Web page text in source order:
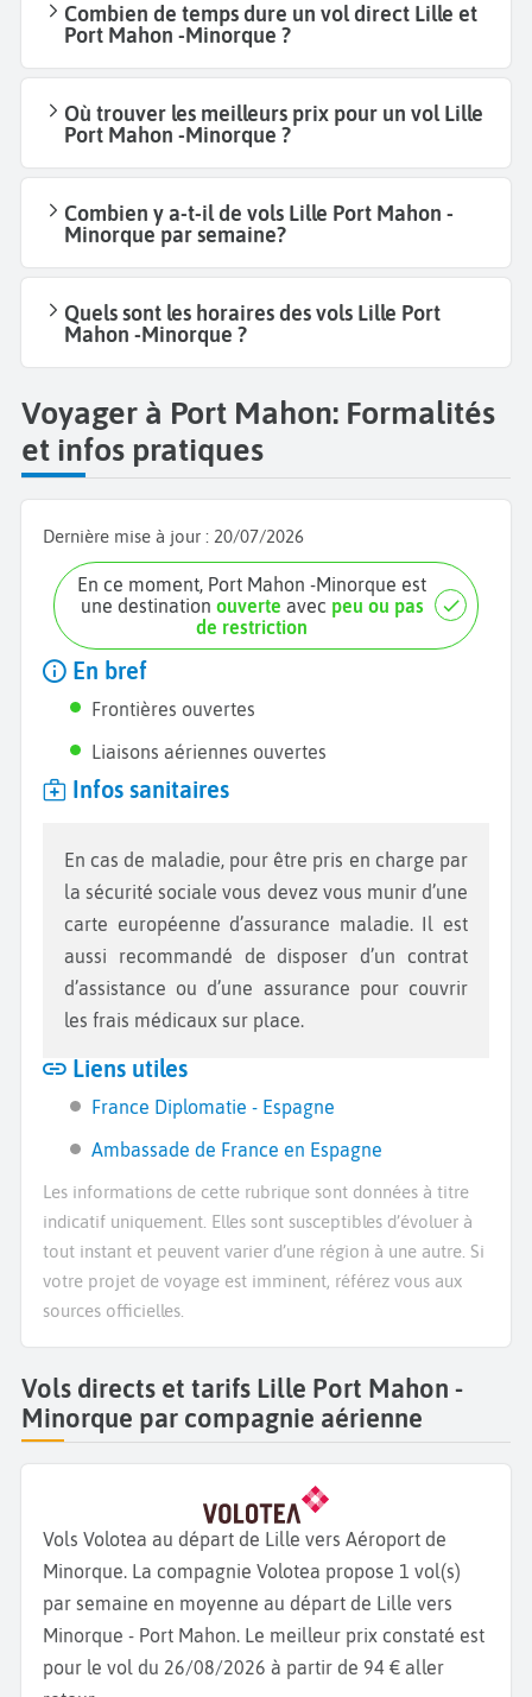
Combien de temps dure un vol direct Lille et
Port Mahon -Minorque ?
Où trouver les meilleurs prix pour un vol Lille
Port Mahon -Minorque ?
Combien y a-t-il de vols Lille Port Mahon -
Minorque par semaine?
Quels sont les horaires des vols Lille Port
Mahon -Minorque ?
Voyager à Port Mahon: Formalités
et infos pratiques
Dernière mise à jour : 20/07/2026
En ce moment, Port Mahon -Minorque est
une destination ouverte avec peu ou pas
de restriction
En bref
Frontières ouvertes
Liaisons aériennes ouvertes
Infos sanitaires
En cas de maladie, pour être pris en charge par
la sécurité sociale vous devez vous munir d’une
carte européenne d’assurance maladie. Il est
aussi recommandé de disposer d’un contrat
d’assistance ou d’une assurance pour couvrir
les frais médicaux sur place.
Liens utiles
France Diplomatie - Espagne
Ambassade de France en Espagne
Les informations de cette rubrique sont données à titre
indicatif uniquement. Elles sont susceptibles d’évoluer à
tout instant et peuvent varier d’une région à une autre. Si
votre projet de voyage est imminent, référez vous aux
sources officielles.
Vols directs et tarifs Lille Port Mahon -
Minorque par compagnie aérienne
Vols Volotea au départ de Lille vers Aéroport de
Minorque. La compagnie Volotea propose 1 vol(s)
par semaine en moyenne au départ de Lille vers
Minorque - Port Mahon. Le meilleur prix constaté est
pour le vol du 26/08/2026 à partir de 94 € aller